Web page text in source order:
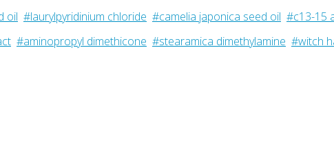
oil #laurylpyridinium chloride #camelia japonica seed oil #c13-15
#aminopropyl dimethicone #stearamica dimethylamine #witch